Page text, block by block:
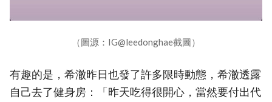
（圖源：IG@leedonghae截圖）
有趣的是，希澈昨日也發了許多限時動態，希澈透露
自己去了健身房：「昨天吃得很開心，當然要付出代